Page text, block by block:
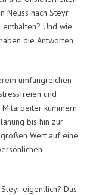
Neuss nach Steyr
enthalten? Und wie
die Antworten
umfangreichen
und
kümmern
bis hin zur
Wert auf eine
eigentlich? Das